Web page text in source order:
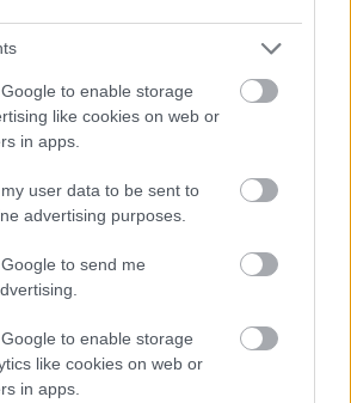
to enable storage
like cookies on web or
in apps.
user data to be sent to
advertising purposes.
to send me
to enable storage
like cookies on web or
in apps.
a posztot:
Reddit Share